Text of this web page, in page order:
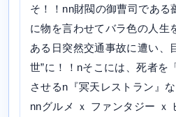
そ！！nn財閥の御曹司である
に物を言わせてバラ色の人生
ある日突然交通事故に遭い、
世”に！！nそこには、死者を
させるn『冥天レストラン』
nnグルメ ｘ ファンタジー ｘ